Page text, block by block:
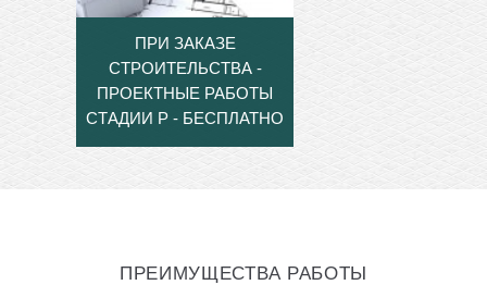
ПРИ ЗАКАЗЕ
СТРОИТЕЛЬСТВА -
ПРОЕКТНЫЕ РАБОТЫ
СТАДИИ Р - БЕСПЛАТНО
ПРЕИМУЩЕСТВА РАБОТЫ